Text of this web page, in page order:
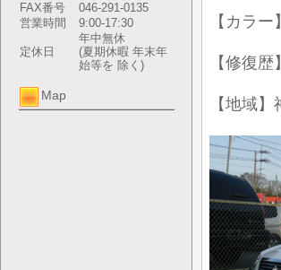
FAX番号
046-291-0135
営業時間
9:00-17:30
定休日
年中無休
(夏期休暇 年末年
始等を 除く)
Map
【カラ
【修復
【地域